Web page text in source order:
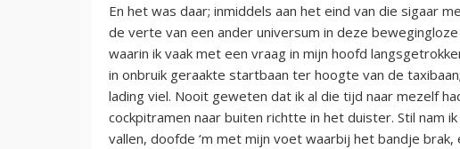
En het was daar; inmiddels aan het eind van die sigaar
de verte van een ander universum in deze
waarin ik vaak met een vraag in mijn hoofd
in onbruik geraakte startbaan ter hoogte van de
lading viel. Nooit geweten dat ik al die tijd naar mezelf
cockpitramen naar buiten richtte in het duister. Stil nam
vallen, doofde ‘m met mijn voet waarbij het bandje